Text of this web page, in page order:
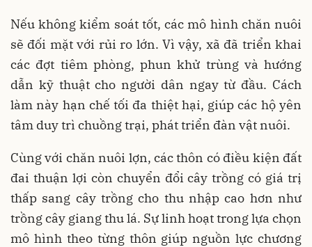
Nếu không kiểm soát tốt, các mô hình chăn nuôi
sẽ đối mặt với rủi ro lớn. Vì vậy, xã đã triển khai
các đợt tiêm phòng, phun khử trùng và hướng
dẫn kỹ thuật cho người dân ngay từ đầu. Cách
làm này hạn chế tối đa thiệt hại, giúp các hộ yên
tâm duy trì chuồng trại, phát triển đàn vật nuôi.
Cùng với chăn nuôi lợn, các thôn có điều kiện đất
đai thuận lợi còn chuyển đổi cây trồng có giá trị
thấp sang cây trồng cho thu nhập cao hơn như
trồng cây giang thu lá. Sự linh hoạt trong lựa chọn
mô hình theo từng thôn giúp nguồn lực chương